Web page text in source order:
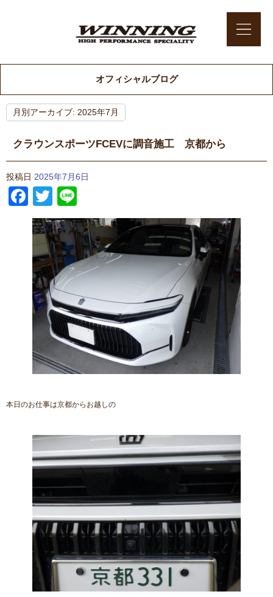
オフィシャルブログ
月別アーカイブ: 2025年7月
クラウンスポーツFCEVに調音施工 京都から
投稿日 2025年7月6日
Facebook
Twitter
本日のお仕事は京都からお越しの